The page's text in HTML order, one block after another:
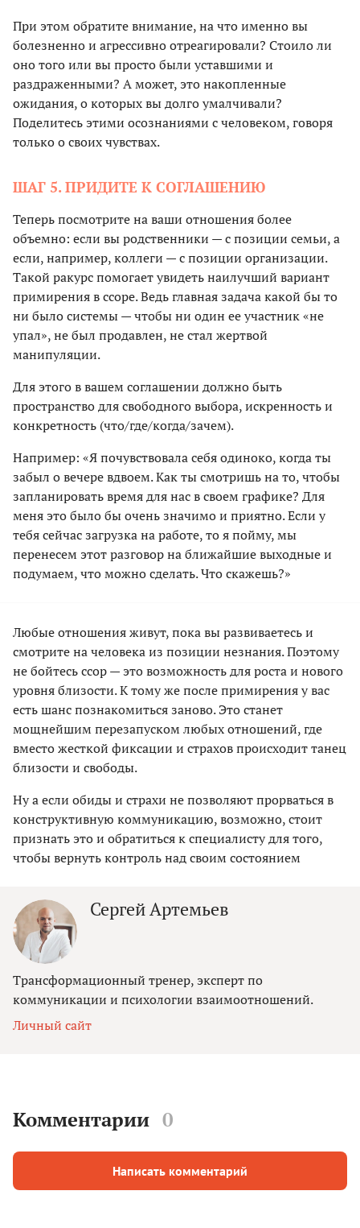
При этом обратите внимание, на что именно вы
болезненно и агрессивно отреагировали? Стоило ли
оно того или вы просто были уставшими и
раздраженными? А может, это накопленные
ожидания, о которых вы долго умалчивали?
Поделитесь этими осознаниями с человеком, говоря
только о своих чувствах.
ШАГ 5. ПРИДИТЕ К СОГЛАШЕНИЮ
Теперь посмотрите на ваши отношения более
объемно: если вы родственники — с позиции семьи, а
если, например, коллеги — с позиции организации.
Такой ракурс помогает увидеть наилучший вариант
примирения в ссоре. Ведь главная задача какой бы то
ни было системы — чтобы ни один ее участник «не
упал», не был продавлен, не стал жертвой
манипуляции.
Для этого в вашем соглашении должно быть
пространство для свободного выбора, искренность и
конкретность (что/где/когда/зачем).
Например: «Я почувствовала себя одиноко, когда ты
забыл о вечере вдвоем. Как ты смотришь на то, чтобы
запланировать время для нас в своем графике? Для
меня это было бы очень значимо и приятно. Если у
тебя сейчас загрузка на работе, то я пойму, мы
перенесем этот разговор на ближайшие выходные и
подумаем, что можно сделать. Что скажешь?»
Любые отношения живут, пока вы развиваетесь и
смотрите на человека из позиции незнания. Поэтому
не бойтесь ссор — это возможность для роста и нового
уровня близости. К тому же после примирения у вас
есть шанс познакомиться заново. Это станет
мощнейшим перезапуском любых отношений, где
вместо жесткой фиксации и страхов происходит танец
близости и свободы.
Ну а если обиды и страхи не позволяют прорваться в
конструктивную коммуникацию, возможно, стоит
признать это и обратиться к специалисту для того,
чтобы вернуть контроль над своим состоянием
Сергей Артемьев
Трансформационный тренер, эксперт по
коммуникации и психологии взаимоотношений.
Личный сайт
Комментарии 0
Написать комментарий